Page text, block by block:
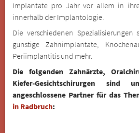
Implantate pro Jahr vor allem in
innerhalb der Implantologie.
Die verschiedenen
günstige Zahnimplantate,
Periimplantitis und mehr.
Die folgenden Zahnärzte,
Kiefer-Gesichtschirurgen sind
angeschlossene Partner für das
in Radbruch: